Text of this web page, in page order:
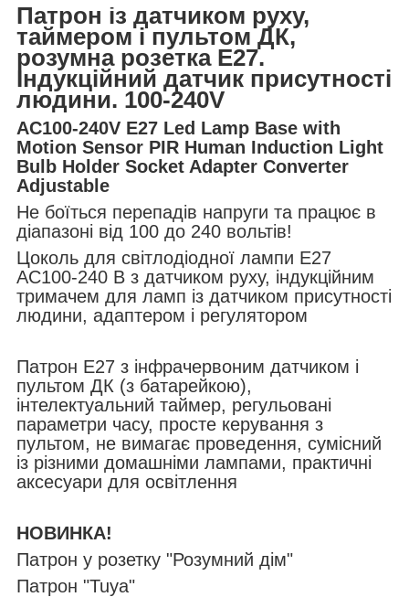
Патрон із датчиком руху,
таймером і пультом ДК,
розумна розетка Е27.
Індукційний датчик присутності
людини. 100-240V
AC100-240V E27 Led Lamp Base with
Motion Sensor PIR Human Induction Light
Bulb Holder Socket Adapter Converter
Adjustable
Не боїться перепадів напруги та працює в
діапазоні від 100 до 240 вольтів!
Цоколь для світлодіодної лампи E27
AC100-240 В з датчиком руху, індукційним
тримачем для ламп із датчиком присутності
людини, адаптером і регулятором
Патрон E27 з інфрачервоним датчиком і
пультом ДК (з батарейкою),
інтелектуальний таймер, регульовані
параметри часу, просте керування з
пультом, не вимагає проведення, сумісний
із різними домашніми лампами, практичні
аксесуари для освітлення
НОВИНКА!
Патрон у розетку "Розумний дім"
Патрон "Tuya"